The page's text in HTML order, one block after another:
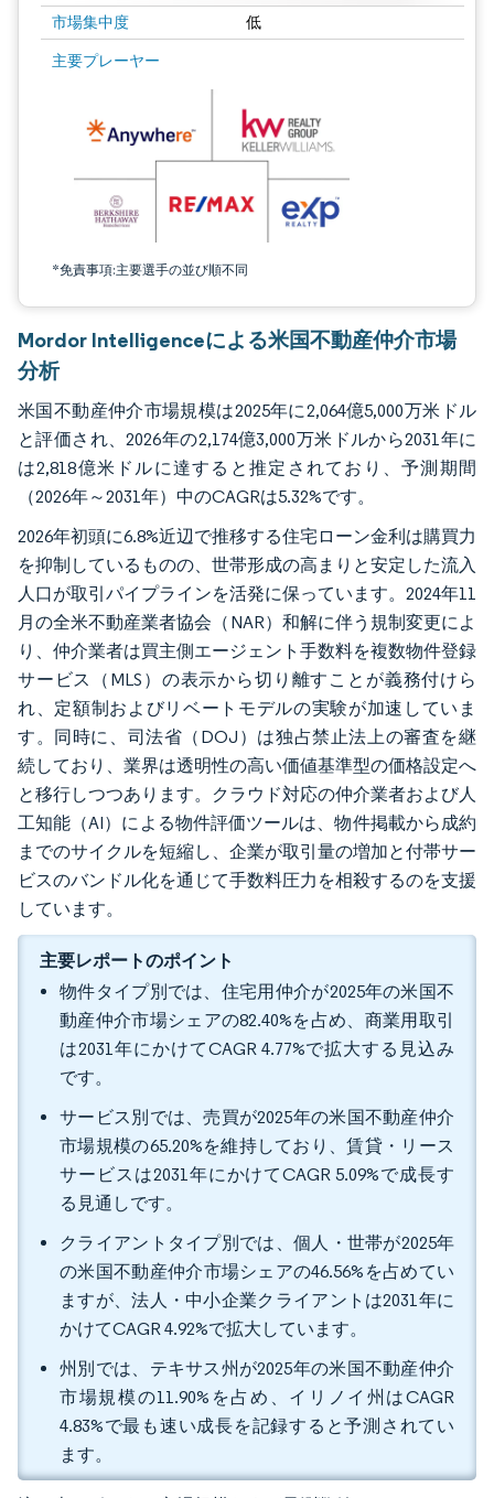
市場集中度 低
主要プレーヤー
*免責事項:主要選手の並び順不同
画像 © Mordor Intelligence。再利用にはCC BY 4.0の表示が必要です。
Mordor Intelligenceによる米国不動産仲介市場
分析
米国不動産仲介市場規模は2025年に2,064億5,000万米ドル
と評価され、2026年の2,174億3,000万米ドルから2031年に
は2,818億米ドルに達すると推定されており、予測期間
（2026年～2031年）中のCAGRは5.32%です。
2026年初頭に6.8%近辺で推移する住宅ローン金利は購買力
を抑制しているものの、世帯形成の高まりと安定した流入
人口が取引パイプラインを活発に保っています。2024年11
月の全米不動産業者協会（NAR）和解に伴う規制変更によ
り、仲介業者は買主側エージェント手数料を複数物件登録
サービス（MLS）の表示から切り離すことが義務付けら
れ、定額制およびリベートモデルの実験が加速していま
す。同時に、司法省（DOJ）は独占禁止法上の審査を継
続しており、業界は透明性の高い価値基準型の価格設定へ
と移行しつつあります。クラウド対応の仲介業者および人
工知能（AI）による物件評価ツールは、物件掲載から成約
までのサイクルを短縮し、企業が取引量の増加と付帯サー
ビスのバンドル化を通じて手数料圧力を相殺するのを支援
しています。
主要レポートのポイント
物件タイプ別では、住宅用仲介が2025年の米国不
動産仲介市場シェアの82.40%を占め、商業用取引
は2031年にかけてCAGR 4.77%で拡大する見込み
です。
サービス別では、売買が2025年の米国不動産仲介
市場規模の65.20%を維持しており、賃貸・リース
サービスは2031年にかけてCAGR 5.09%で成長す
る見通しです。
クライアントタイプ別では、個人・世帯が2025年
の米国不動産仲介市場シェアの46.56%を占めてい
ますが、法人・中小企業クライアントは2031年に
かけてCAGR 4.92%で拡大しています。
州別では、テキサス州が2025年の米国不動産仲介
市場規模の11.90%を占め、イリノイ州はCAGR
4.83%で最も速い成長を記録すると予測されてい
ます。